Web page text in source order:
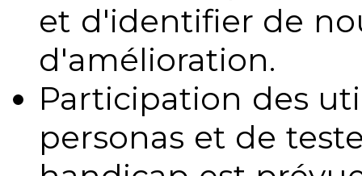
et d'identifier de
d'amélioration.
Participation des
personas et de